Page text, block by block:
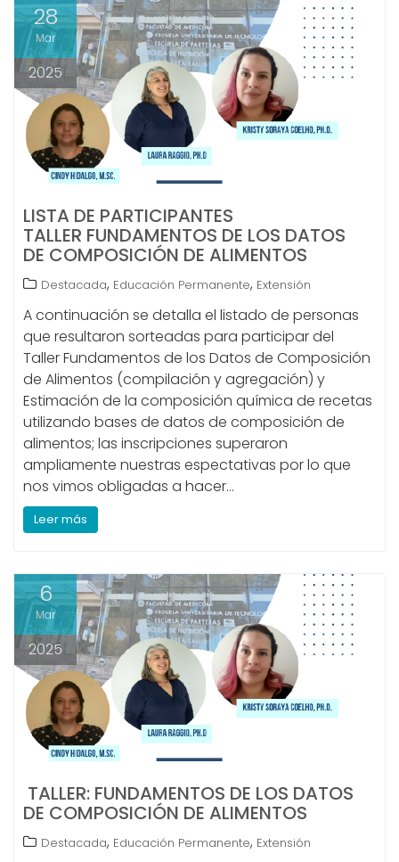
28
Mar
2025
LISTA DE PARTICIPANTES
TALLER FUNDAMENTOS DE LOS DATOS
DE COMPOSICIÓN DE ALIMENTOS
Destacada, Educación Permanente, Extensión
A continuación se detalla el listado de personas
que resultaron sorteadas para participar del
Taller Fundamentos de los Datos de Composición
de Alimentos (compilación y agregación) y
Estimación de la composición química de recetas
utilizando bases de datos de composición de
alimentos; las inscripciones superaron
ampliamente nuestras espectativas por lo que
nos vimos obligadas a hacer…
Leer más
6
Mar
2025
TALLER: FUNDAMENTOS DE LOS DATOS
DE COMPOSICIÓN DE ALIMENTOS
Destacada, Educación Permanente, Extensión